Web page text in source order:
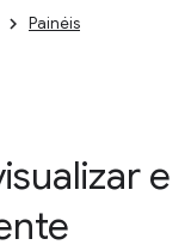
Painéis
e